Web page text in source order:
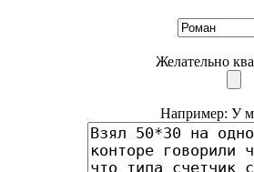
Желательно
Например: У